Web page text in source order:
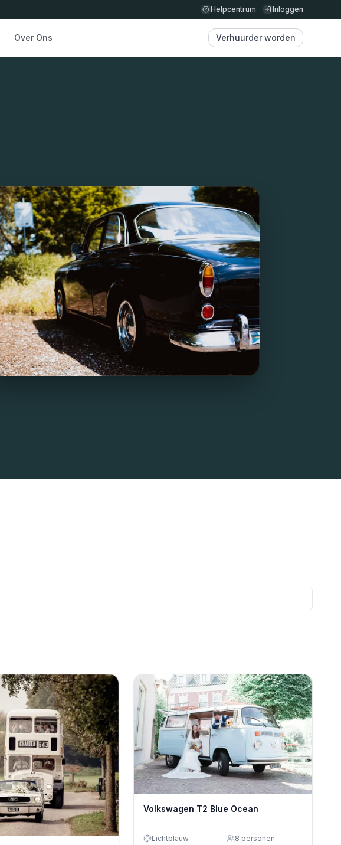
Helpcentrum Inloggen
Over Ons Verhuurder worden
Volkswagen T2 Blue Ocean
Lichtblauw 8 personen